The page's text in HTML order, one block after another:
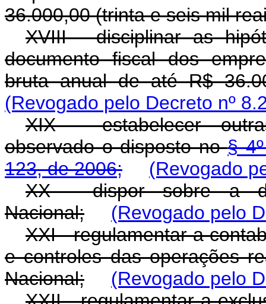
36.000,00 (trinta e seis mil
XVIII - disciplinar as
documento fiscal dos
bruta anual de até R$
(Revogado pelo Decreto nº
XIX - estabelecer
observado o disposto no§
123, de 2006;
(Revogado
XX - dispor sobre a
Nacional;
(Revogado pelo
XXI - regulamentar a
e controles das operações
Nacional;
(Revogado pelo